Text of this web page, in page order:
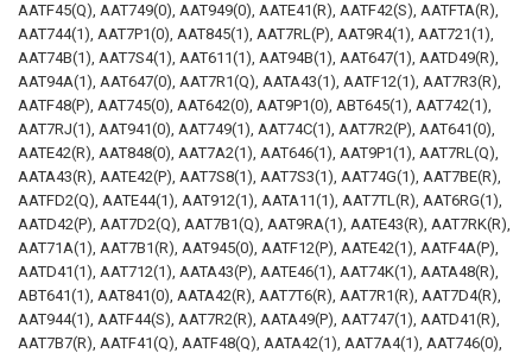
AATF45(Q), AAT749(0), AAT949(0), AATE41(R), AATF42(S), AATFTA(R),
AAT744(1), AAT7P1(0), AAT845(1), AAT7RL(P), AAT9R4(1), AAT721(1),
AAT74B(1), AAT7S4(1), AAT611(1), AAT94B(1), AAT647(1), AATD49(R),
AAT94A(1), AAT647(0), AAT7R1(Q), AATA43(1), AATF12(1), AAT7R3(R),
AATF48(P), AAT745(0), AAT642(0), AAT9P1(0), ABT645(1), AAT742(1),
AAT7RJ(1), AAT941(0), AAT749(1), AAT74C(1), AAT7R2(P), AAT641(0),
AATE42(R), AAT848(0), AAT7A2(1), AAT646(1), AAT9P1(1), AAT7RL(Q),
AATA43(R), AATE42(P), AAT7S8(1), AAT7S3(1), AAT74G(1), AAT7BE(R),
AATFD2(Q), AATE44(1), AAT912(1), AATA11(1), AAT7TL(R), AAT6RG(1),
AATD42(P), AAT7D2(Q), AAT7B1(Q), AAT9RA(1), AATE43(R), AAT7RK(R),
AAT71A(1), AAT7B1(R), AAT945(0), AATF12(P), AATE42(1), AATF4A(P),
AATD41(1), AAT712(1), AATA43(P), AATE46(1), AAT74K(1), AATA48(R),
ABT641(1), AAT841(0), AATA42(R), AAT7T6(R), AAT7R1(R), AAT7D4(R),
AAT944(1), AATF44(S), AAT7R2(R), AATA49(P), AAT747(1), AATD41(R),
AAT7B7(R), AATF41(Q), AATF48(Q), AATA42(1), AAT7A4(1), AAT746(0),